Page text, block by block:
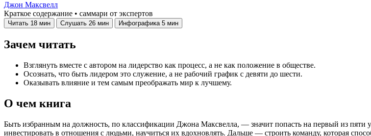
Джон Максвелл
Краткое содержание • саммари от экспертов
Читать 18 мин Слушать 26 мин Инфографика 5 мин
Зачем читать
Взглянуть вместе с автором на лидерство как процесс, а не как положение в обществе.
Осознать, что быть лидером это служение, а не рабочий график с девяти до шести.
Оказывать влияние и тем самым преображать мир к лучшему.
О чем книга
Быть избранным на должность, по классификации Джона Максвелла, — значит попасть на первый из пяти
инвестировать в отношения с людьми, научиться их вдохновлять. Дальше — строить команду, которая